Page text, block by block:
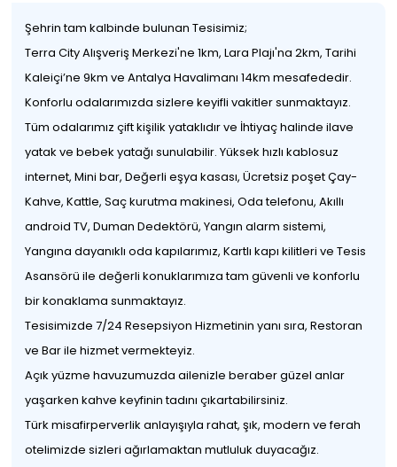
Şehrin tam kalbinde bulunan Tesisimiz;
Terra City Alışveriş Merkezi'ne 1km, Lara Plajı'na 2km, Tarihi
Kaleiçi’ne 9km ve Antalya Havalimanı 14km mesafededir.
Konforlu odalarımızda sizlere keyifli vakitler sunmaktayız.
Tüm odalarımız çift kişilik yataklıdır ve İhtiyaç halinde ilave
yatak ve bebek yatağı sunulabilir. Yüksek hızlı kablosuz
internet, Mini bar, Değerli eşya kasası, Ücretsiz poşet Çay-
Kahve, Kattle, Saç kurutma makinesi, Oda telefonu, Akıllı
android TV, Duman Dedektörü, Yangın alarm sistemi,
Yangına dayanıklı oda kapılarımız, Kartlı kapı kilitleri ve Tesis
Asansörü ile değerli konuklarımıza tam güvenli ve konforlu
bir konaklama sunmaktayız.
Tesisimizde 7/24 Resepsiyon Hizmetinin yanı sıra, Restoran
ve Bar ile hizmet vermekteyiz.
Açık yüzme havuzumuzda ailenizle beraber güzel anlar
yaşarken kahve keyfinin tadını çıkartabilirsiniz.
Türk misafirperverlik anlayışıyla rahat, şık, modern ve ferah
otelimizde sizleri ağırlamaktan mutluluk duyacağız.